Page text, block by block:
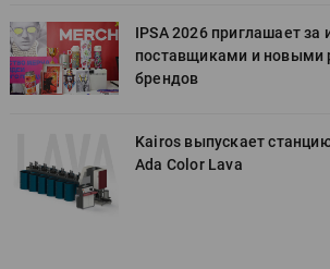
IPSA 2026 приглашает за
поставщиками и новыми
брендов
Kairos выпускает
Ada Color Lava